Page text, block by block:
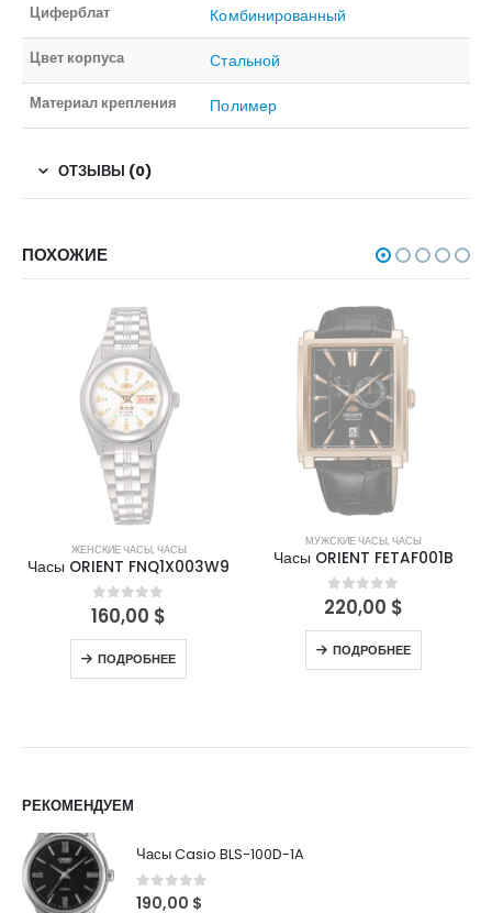
Циферблат Комбинированный
Цвет корпуса Стальной
Материал крепления Полимер
ОТЗЫВЫ (0)
ПОХОЖИЕ
НЕТ В НАЛИЧИИ
ЖЕНСКИЕ ЧАСЫ,ЧАСЫ
Часы ORIENT FNQ1X003W9
0out of 5
160,00 $
ПОДРОБНЕЕ
НЕТ В НАЛИЧИИ
МУЖСКИЕ ЧАСЫ,ЧАСЫ
Часы ORIENT FETAF001B
0out of 5
220,00 $
ПОДРОБНЕЕ
РЕКОМЕНДУЕМ
Часы Casio BLS-100D-1A
0out of 5
190,00 $